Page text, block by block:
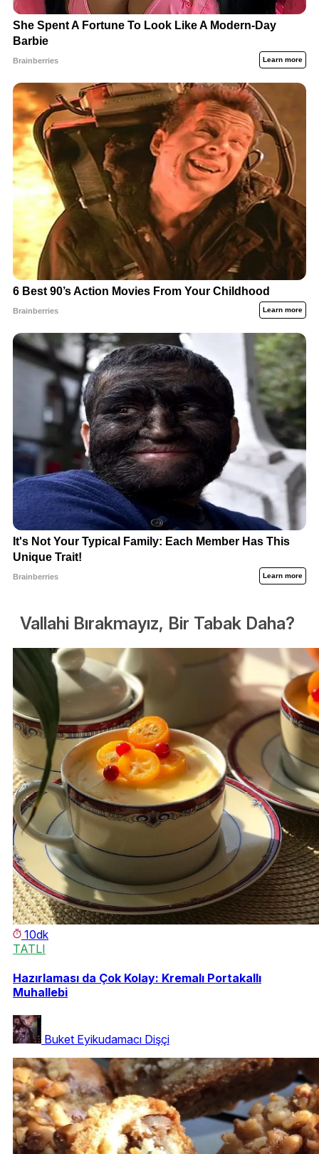
Vallahi Bırakmayız, Bir Tabak Daha?
10dk
TATLI
Hazırlaması da Çok Kolay: Kremalı Portakallı
Muhallebi
Buket Eyikudamacı Dişçi